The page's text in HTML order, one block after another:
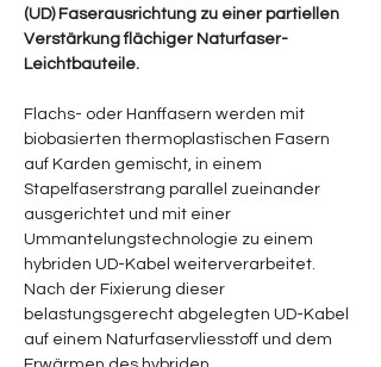
(UD) Faserausrichtung zu einer partiellen
Verstärkung flächiger Naturfaser-
Leichtbauteile.
Flachs- oder Hanffasern werden mit
biobasierten thermoplastischen Fasern
auf Karden gemischt, in einem
Stapelfaserstrang parallel zueinander
ausgerichtet und mit einer
Ummantelungstechnologie zu einem
hybriden UD-Kabel weiterverarbeitet.
Nach der Fixierung dieser
belastungsgerecht abgelegten UD-Kabel
auf einem Naturfaservliesstoff und dem